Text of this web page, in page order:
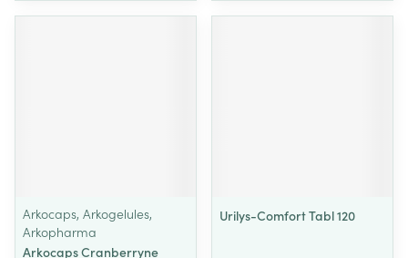
Arkocaps, Arkogelules,
Arkopharma
Arkocaps Cranberryne
Urilys-Comfort Tabl 120